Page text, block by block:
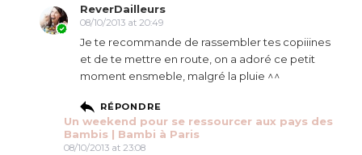
ReverDailleurs
08/10/2013 at 20:49
Je te recommande de rassembler tes copiiines
et de te mettre en route, on a adoré ce petit
moment ensmeble, malgré la pluie ^^
RÉPONDRE
Un weekend pour se ressourcer aux pays des
Bambis | Bambi à Paris
08/10/2013 at 23:08